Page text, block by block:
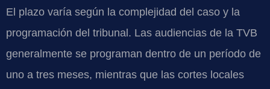
El plazo varía según la complejidad del caso y la
programación del tribunal. Las audiencias de la TVB
generalmente se programan dentro de un período de
uno a tres meses, mientras que las cortes locales